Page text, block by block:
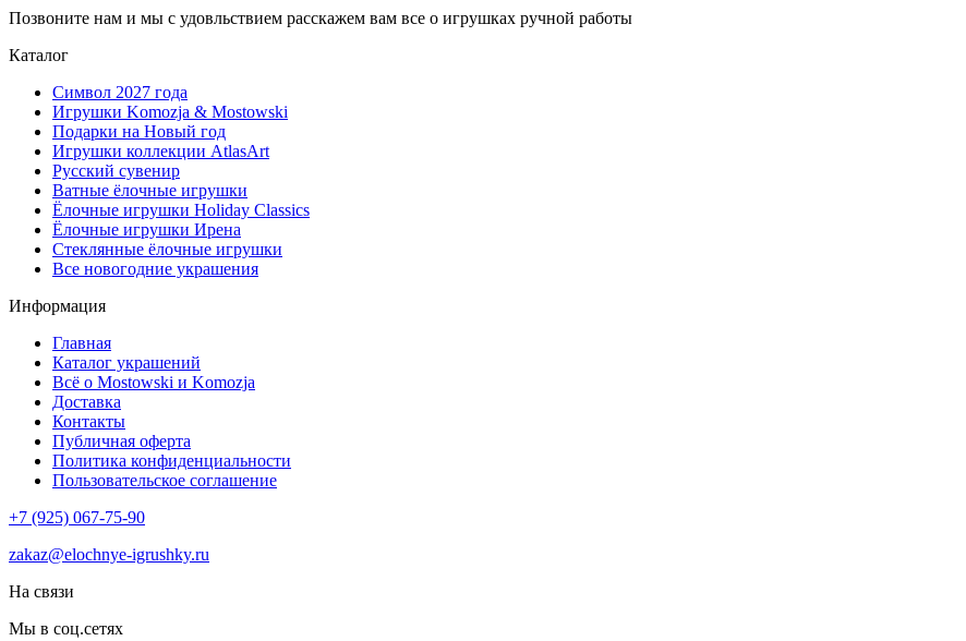
Позвоните нам и мы с удовльствием расскажем вам все о игрушках ручной работы
Каталог
Символ 2027 года
Игрушки Komozja & Mostowski
Подарки на Новый год
Игрушки коллекции AtlasArt
Русский сувенир
Ватные ёлочные игрушки
Ёлочные игрушки Holiday Classics
Ëлочные игрушки Ирена
Стеклянные ёлочные игрушки
Все новогодние украшения
Информация
Главная
Каталог украшений
Всё о Mostowski и Komozja
Доставка
Контакты
Публичная оферта
Политика конфиденциальности
Пользовательское соглашение
+7 (925) 067-75-90
zakaz@elochnye-igrushky.ru
На связи
Мы в соц.сетях